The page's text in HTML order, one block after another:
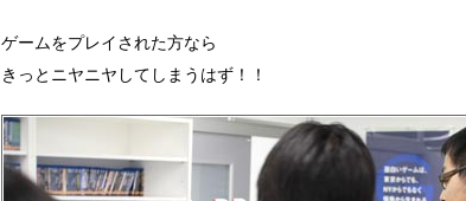
ゲームをプレイされた方なら
きっとニヤニヤしてしまうはず！！